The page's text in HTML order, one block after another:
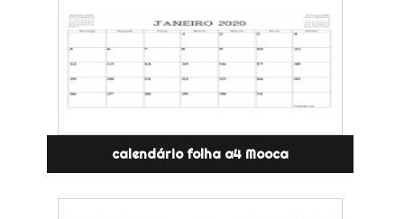
calendário folha a4 Mooca